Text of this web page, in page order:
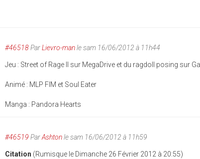
#46518ParLievro-manle sam 16/06/2012 à 11h44
Jeu : Street of Rage II sur MegaDrive et du ragdoll posing sur
Animé : MLP FIM et Soul Eater
Manga : Pandora Hearts
#46519 ParAshtonle sam 16/06/2012 à 11h59
Citation (Rumisque le Dimanche 26 Février 2012 à 20:55)